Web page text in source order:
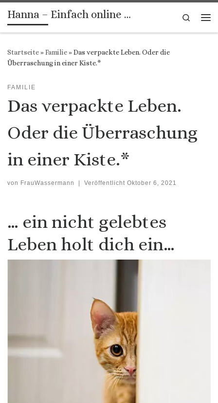
Zum Inhalt springen
Hanna – Einfach online …
Search
Startseite»Familie»Das verpackte Leben. Oder die
Überraschung in einer Kiste.*
FAMILIE
Das verpackte Leben.
Oder die Überraschung
in einer Kiste.*
von FrauWassermann | Veröffentlicht Oktober 6, 2021
… ein nicht gelebtes
Leben holt dich ein…